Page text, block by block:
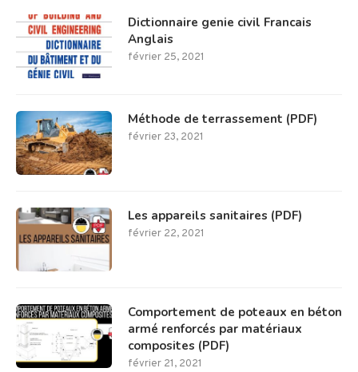
Dictionnaire genie civil Francais
Anglais
février 25, 2021
Méthode de terrassement (PDF)
février 23, 2021
Les appareils sanitaires (PDF)
février 22, 2021
Comportement de poteaux en béton
armé renforcés par matériaux
composites (PDF)
février 21, 2021